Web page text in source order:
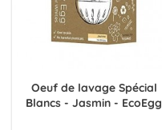
Oeuf de lavage Spécial
Blancs - Jasmin - EcoEgg